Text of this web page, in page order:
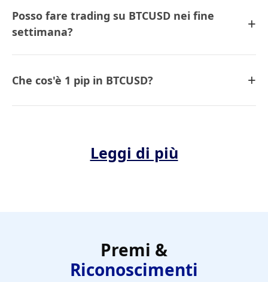
Posso fare trading su BTCUSD nei fine
settimana?
+
Che cos'è 1 pip in BTCUSD? +
Leggi di più
Premi &
Riconoscimenti